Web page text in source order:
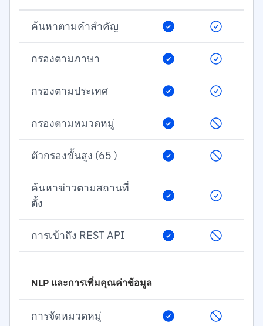
ค้นหาตามคำสำคัญ
กรองตามภาษา
กรองตามประเทศ
กรองตามหมวดหมู่
ตัวกรองขั้นสูง (65 )
ค้นหาข่าวตามสถานที่
ตั้ง
การเข้าถึง REST API
NLP และการเพิ่มคุณค่าข้อมูล
การจัดหมวดหมู่